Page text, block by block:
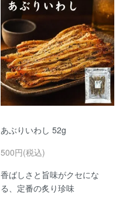
あぶりいわし 52g
500円(税込)
香ばしさと旨味がクセにな
る、定番の炙り珍味